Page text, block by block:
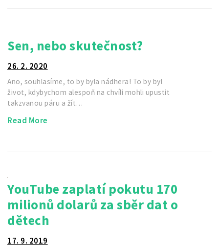
Sen, nebo skutečnost?
26. 2. 2020
Ano, souhlasíme, to by byla nádhera! To by byl
život, kdybychom alespoň na chvíli mohli upustit
takzvanou páru a žít…
Read More
YouTube zaplatí pokutu 170
milionů dolarů za sběr dat o
dětech
17. 9. 2019